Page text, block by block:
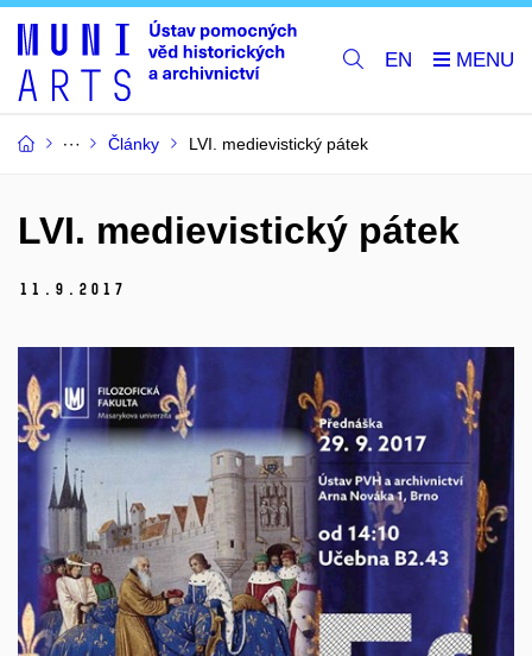
EN
Články LVI. medievistický pátek
LVI. medievistický pátek
11. 9. 2017